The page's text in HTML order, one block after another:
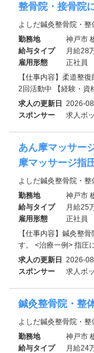
整骨院・接骨院
よしだ鍼灸整骨院・整
勤務地
神戸市
給与タイプ
月給28
雇用形態
正社員
【仕事内容】柔道整
2回活動中 【経験・資
求人の更新日 2026-
スポンサー
求人ボ
あん摩マッサー
摩マッサージ指
よしだ鍼灸整骨院・整
勤務地
神戸市
給与タイプ
月給25
雇用形態
正社員
【仕事内容】鍼灸整
す。 <治療一例> 指圧
求人の更新日 2026-
スポンサー
求人ボ
鍼灸整骨院・整
よしだ鍼灸整骨院・整
勤務地
神戸市
給与タイプ
月給24